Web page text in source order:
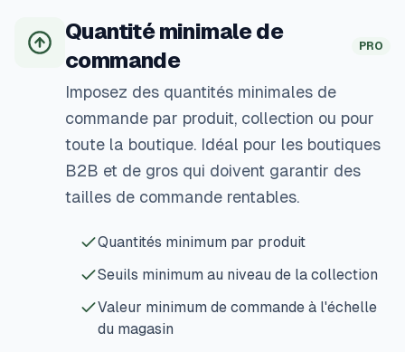
Quantité minimale de
commande
PRO
Imposez des quantités minimales de
commande par produit, collection ou pour
toute la boutique. Idéal pour les boutiques
B2B et de gros qui doivent garantir des
tailles de commande rentables.
Quantités minimum par produit
Seuils minimum au niveau de la collection
Valeur minimum de commande à l'échelle
du magasin